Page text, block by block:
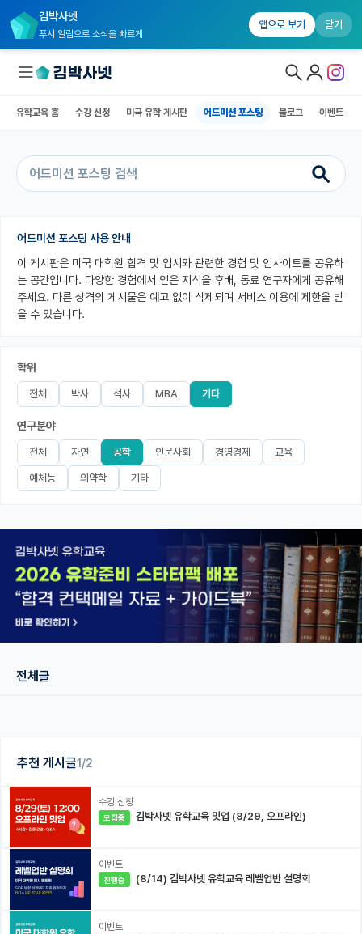
김박사넷
푸시 알림으로 소식을 빠르게
앱으로 보기 닫기
국내대학원 정보
커뮤니티
커리어
유학교육
미국 유학 게시판
어드미션 포스팅
블로그
이벤트
이벤트
반도체 아카데미
재팬라운지 🌸
유학교육 홈 수강 신청 미국 유학 게시판 어드미션 포스팅 블로그 이벤트
유학교육 홈 어드미션 포스팅 블로그
추천 게시글1/2
수강 신청
모집중 김박사넷 유학교육 밋업 (8/29, 오프라인)
이벤트
진행중 (8/14) 김박사넷 유학교육 레벨업반 설명회
이벤트
어드미션 포스팅 사용 안내
이 게시판은 미국 대학원 합격 및 입시와 관련한 경험 및 인사이트를 공유하
는 공간입니다. 다양한 경험에서 얻은 지식을 후배, 동료 연구자에게 공유해
주세요. 다른 성격의 게시물은 예고 없이 삭제되며 서비스 이용에 제한을 받
을 수 있습니다.
학위
전체 박사 석사 MBA 기타
연구분야
전체 자연 공학 인문사회 경영경제 교육
예체능 의약학 기타
전체글